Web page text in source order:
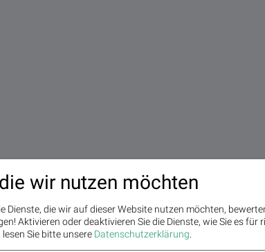
Bajaj Mobility weiter stark, neue indische
of the Day
wir nutzen möchten
Dienste, die wir auf dieser Website nutzen möchten,
Aktivieren oder deaktivieren Sie die Dienste, wie Sie es für
Sie bitte unsere Datenschutzerklärung